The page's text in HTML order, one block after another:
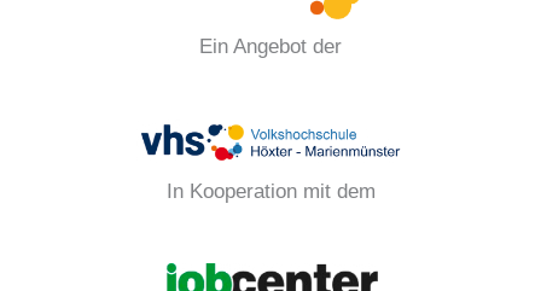
Ein Angebot der
In Kooperation mit dem